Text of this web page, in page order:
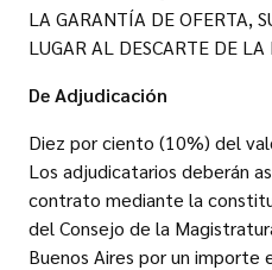
LA GARANTÍA DE OFERTA,
LUGAR AL DESCARTE DE LA
De Adjudicación
Diez por ciento (10%) del
Los adjudicatarios deberán
contrato mediante la
del Consejo de la
Buenos Aires por un importe